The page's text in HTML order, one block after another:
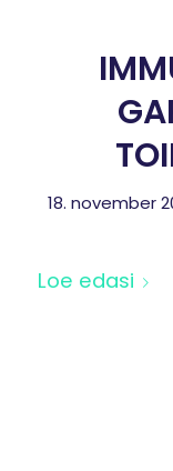
18. november
Loe edasi